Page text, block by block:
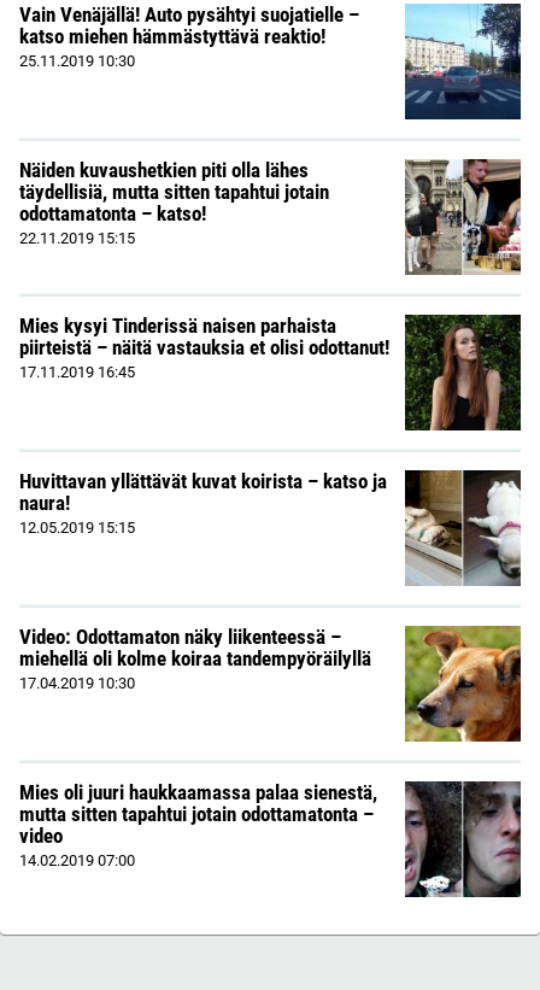
Vain Venäjällä! Auto pysähtyi suojatielle –
katso miehen hämmästyttävä reaktio!
25.11.2019 10:30
Näiden kuvaushetkien piti olla lähes
täydellisiä, mutta sitten tapahtui jotain
odottamatonta – katso!
22.11.2019 15:15
Mies kysyi Tinderissä naisen parhaista
piirteistä – näitä vastauksia et olisi odottanut!
17.11.2019 16:45
Huvittavan yllättävät kuvat koirista – katso ja
naura!
12.05.2019 15:15
Video: Odottamaton näky liikenteessä –
miehellä oli kolme koiraa tandempyöräilyllä
17.04.2019 10:30
Mies oli juuri haukkaamassa palaa sienestä,
mutta sitten tapahtui jotain odottamatonta –
video
14.02.2019 07:00